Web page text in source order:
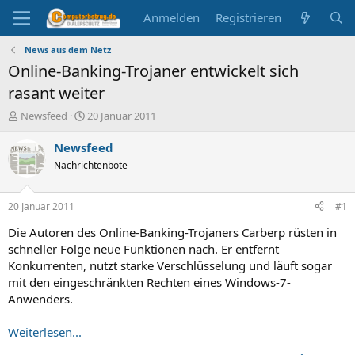
Anmelden Registrieren
News aus dem Netz
Online-Banking-Trojaner entwickelt sich
rasant weiter
E
s
t
e
e
r
Newsfeed
E
s
t
e
t
a
20 Januar 2011
Newsfeed
Nachrichtenbote
20 Januar 2011 #1
Die Autoren des Online-Banking-Trojaners Carberp rüsten in
schneller Folge neue Funktionen nach. Er entfernt
Konkurrenten, nutzt starke Verschlüsselung und läuft sogar
mit den eingeschränkten Rechten eines Windows-7-
Anwenders.
Weiterlesen...